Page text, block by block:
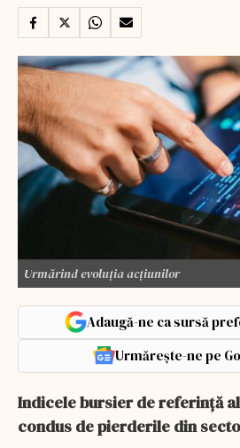
Urmărind evoluția acțiunilor
Adaugă-ne ca sursă
Urmărește-ne pe
Indicele bursier de referință
condus de pierderile din